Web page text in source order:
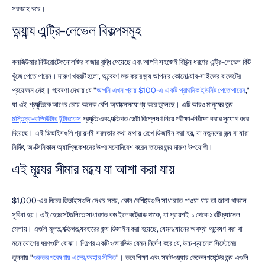
সরবরাহ করে।
অন্যান্য এন্ট্রি-লেভেল বিকল্পসমূহ
কনজিউমার নিউরোটেকনোলজির বাজার বৃদ্ধি পেয়েছে এবং আপনি সহজেই বিভিন্ন ধরণের এন্ট্রি-লেভেল কিট
খুঁজে পেতে পারেন। দারুণ খবরটি হলো, অন্বেষণ শুরু করার জন্য আপনার কোনো ল্যাব-সাইজের বাজেটের
প্রয়োজন নেই। গবেষণা দেখায় যে "আপনি এখন প্রায় $100-এ একটি প্রাথমিক ইউনিট পেতে পারেন,"
মস্তিষ্ক-কম্পিউটার ইন্টারফেস প্রযুক্তি এবং ব্যক্তিগত ডেটা বিশ্লেষণ নিয়ে পরীক্ষা-নিরীক্ষা করার সুযোগ করে
দিয়েছে। এই ডিভাইসগুলি প্রায়শই সরলতার কথা মাথায় রেখে ডিজাইন করা হয়, যা নতুনদের জন্য বা যারা
নির্দিষ্ট, অ-ক্লিনিকাল অ্যাপ্লিকেশনের উপর মনোনিবেশ করেন তাদের জন্য দারুণ উপযোগী।
এই মূল্যের সীমার মধ্যে যা আশা করা যায়
$1,000-এর নিচের ডিভাইসগুলি দেখার সময়, কোন বৈশিষ্ট্যগুলি সাধারণত পাওয়া যায় তা জানা থাকলে
সুবিধা হয়। এই হেডসেটগুলিতে সাধারণত কম ইলেকট্রোড থাকে, যা প্রায়শই ১ থেকে ১৪টি চ্যানেল
মেলায়। এগুলি মূলত ব্যক্তিগত ব্যবহারের জন্য ডিজাইন করা হয়েছে, যেমন ধ্যানের অবস্থা অন্বেষণ করা বা
মনোযোগের ধরণগুলি বোঝা। শিল্পের একটি ওভারভিউ যেমন নির্দেশ করে যে, উচ্চ-চ্যানেল সিস্টেমের
তুলনায় "গুরুতর গবেষণায় এদের ব্যবহার সীমিত"। তবে শিক্ষা এবং সফটওয়্যার ডেভেলপমেন্টের জন্য এগুলি